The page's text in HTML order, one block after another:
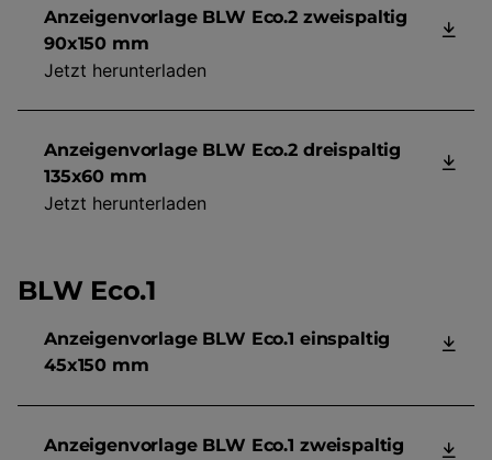
Anzeigenvorlage BLW Eco.2 zweispaltig
90x150 mm
Jetzt herunterladen
Anzeigenvorlage BLW Eco.2 dreispaltig
135x60 mm
Jetzt herunterladen
BLW Eco.1
Anzeigenvorlage BLW Eco.1 einspaltig
45x150 mm
Anzeigenvorlage BLW Eco.1 zweispaltig